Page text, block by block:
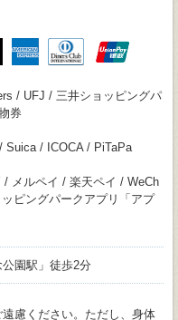
/ UFJ / 三井ショッピングパ
券
Suica / ICOCA / PiTaPa
メルペイ / 楽天ペイ / WeCh
ピングパークアプリ「アプ
園駅」徒歩2分
慮ください。ただし、身体